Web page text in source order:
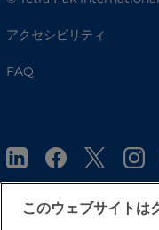
アクセシビリティ
FAQ
このウェブサイトは